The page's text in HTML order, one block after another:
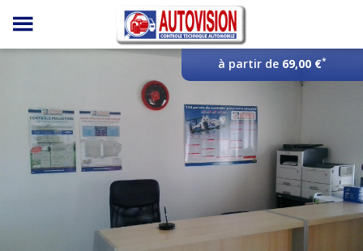
Panneau de gestion des cookies
à partir de 69,00 €*